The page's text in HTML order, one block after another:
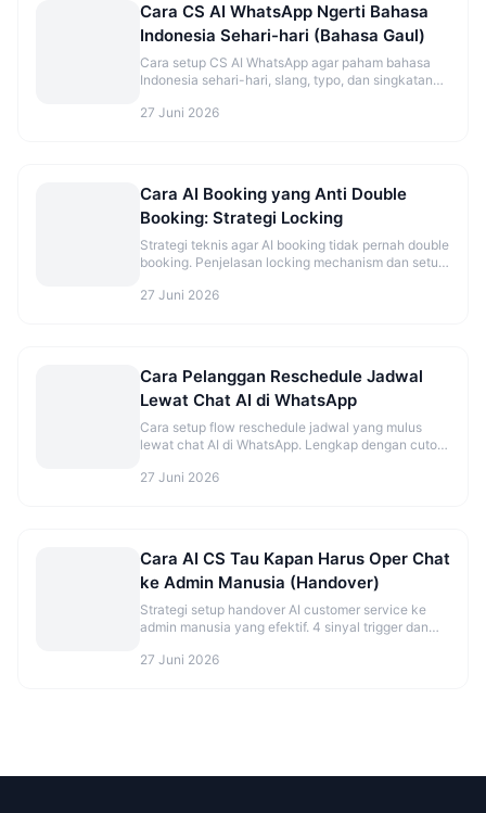
Cara CS AI WhatsApp Ngerti Bahasa
Indonesia Sehari-hari (Bahasa Gaul)
Cara setup CS AI WhatsApp agar paham bahasa
Indonesia sehari-hari, slang, typo, dan singkatan
27 Juni 2026
Cara AI Booking yang Anti Double
Booking: Strategi Locking
Strategi teknis agar AI booking tidak pernah double
booking. Penjelasan locking mechanism dan setup
27 Juni 2026
Cara Pelanggan Reschedule Jadwal
Lewat Chat AI di WhatsApp
Cara setup flow reschedule jadwal yang mulus
lewat chat AI di WhatsApp. Lengkap dengan cutoff
27 Juni 2026
Cara AI CS Tau Kapan Harus Oper Chat
ke Admin Manusia (Handover)
Strategi setup handover AI customer service ke
admin manusia yang efektif. 4 sinyal trigger dan
27 Juni 2026